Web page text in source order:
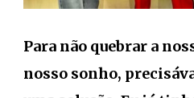
Para não quebrar a
nosso sonho,